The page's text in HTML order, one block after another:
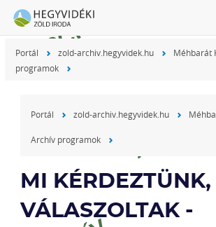
Portál zold-archiv.hegyvidek.hu Méhbarát
programok
Portál zold-archiv.hegyvidek.hu
Archív programok
MI
VÁLASZOLTAK -